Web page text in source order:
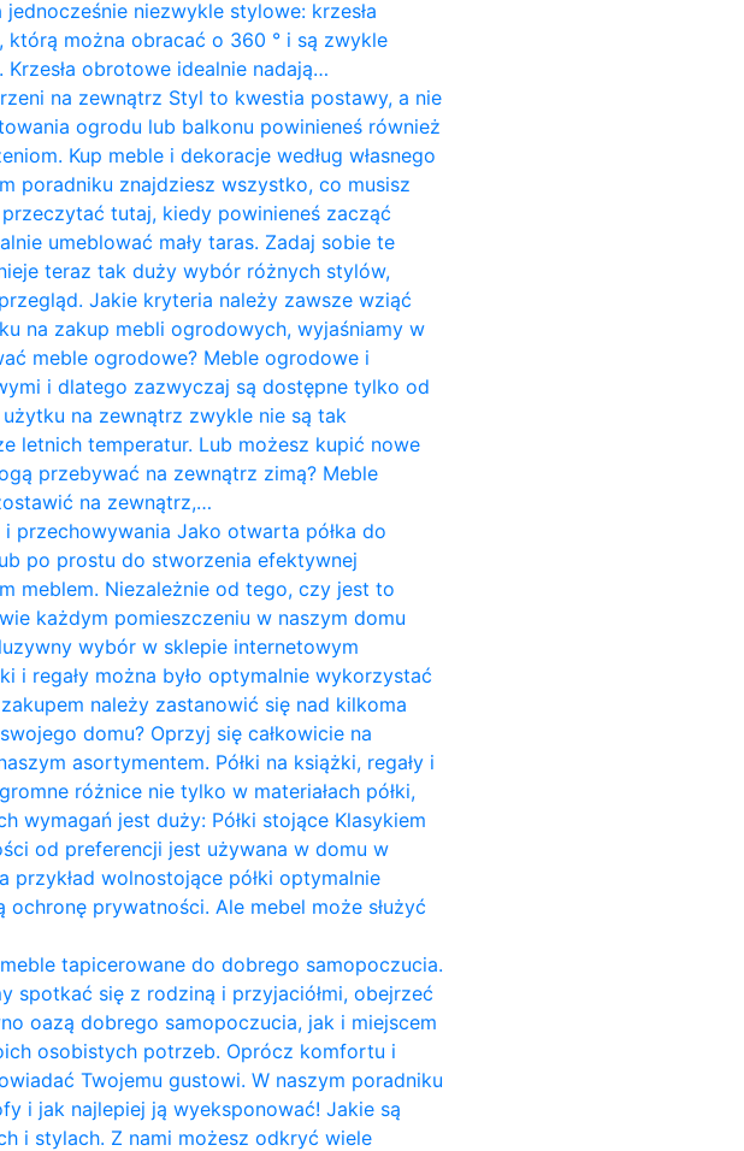
niezwykle stylowe: krzesła
można obracać o 360 ° i są zwykle
obrotowe idealnie nadają…
na zewnątrz Styl to kwestia postawy, a nie
ogrodu lub balkonu powinieneś również
Kup meble i dekoracje według własnego
poradniku znajdziesz wszystko, co musisz
tutaj, kiedy powinieneś zacząć
umeblować mały taras. Zadaj sobie te
teraz tak duży wybór różnych stylów,
Jakie kryteria należy zawsze wziąć
na zakup mebli ogrodowych, wyjaśniamy w
meble ogrodowe? Meble ogrodowe i
i dlatego zazwyczaj są dostępne tylko od
na zewnątrz zwykle nie są tak
letnich temperatur. Lub możesz kupić nowe
przebywać na zewnątrz zimą? Meble
na zewnątrz,…
i przechowywania Jako otwarta półka do
po prostu do stworzenia efektywnej
meblem. Niezależnie od tego, czy jest to
każdym pomieszczeniu w naszym domu
wybór w sklepie internetowym
i regały można było optymalnie wykorzystać
należy zastanowić się nad kilkoma
domu? Oprzyj się całkowicie na
asortymentem. Półki na książki, regały i
różnice nie tylko w materiałach półki,
wymagań jest duży: Półki stojące Klasykiem
od preferencji jest używana w domu w
przykład wolnostojące półki optymalnie
prywatności. Ale mebel może służyć
tapicerowane do dobrego samopoczucia.
spotkać się z rodziną i przyjaciółmi, obejrzeć
oazą dobrego samopoczucia, jak i miejscem
osobistych potrzeb. Oprócz komfortu i
Twojemu gustowi. W naszym poradniku
i jak najlepiej ją wyeksponować! Jakie są
i stylach. Z nami możesz odkryć wiele